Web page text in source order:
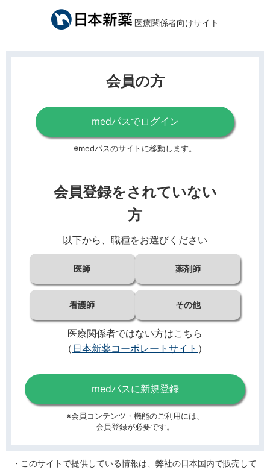
医療関係者向けサイト
会員の方
medパスでログイン
※medパスのサイトに移動します。
会員登録をされていない
方
以下から、職種をお選びください
医師 薬剤師
看護師 その他
医療関係者ではない方はこちら
（ 日本新薬コーポレートサイト ）
medパスに新規登録
※会員コンテンツ・機能のご利用には、
会員登録が必要です。
このサイトで提供している情報は、弊社の日本国内で販売して